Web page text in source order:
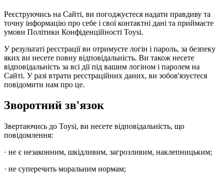
Реєструючись на Сайті, ви погоджуєтеся надати правдиву та
точну інформацію про себе і свої контактні дані та приймаєте
умови Політики Конфіденційності Toysi.
У результаті реєстрації ви отримуєте логін і пароль, за безпеку
яких ви несете повну відповідальність. Ви також несете
відповідальність за всі дії під вашим логіном і паролем на
Сайті. У разі втрати реєстраційних даних, ви зобов'язуєтеся
повідомити нам про це.
Зворотний зв'язок
Звертаючись до Toysi, ви несете відповідальність, що
повідомлення:
· не є незаконним, шкідливим, загрозливим, наклепницьким;
· не суперечить моральним нормам;